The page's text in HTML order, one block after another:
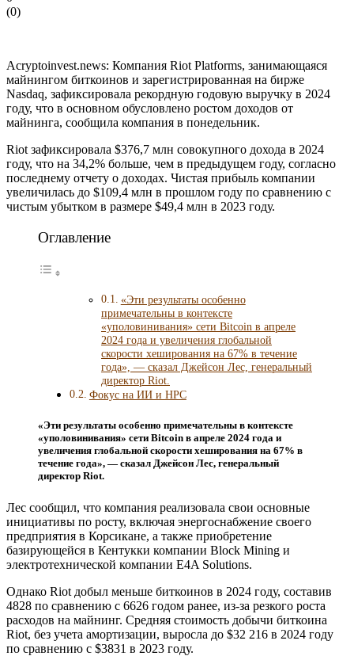
(0)
Acryptoinvest.news: Компания Riot Platforms, занимающаяся
майнингом биткоинов и зарегистрированная на бирже
Nasdaq, зафиксировала рекордную годовую выручку в 2024
году, что в основном обусловлено ростом доходов от
майнинга, сообщила компания в понедельник.
Riot зафиксировала $376,7 млн ​​совокупного дохода в 2024
году, что на 34,2% больше, чем в предыдущем году, согласно
последнему отчету о доходах. Чистая прибыль компании
увеличилась до $109,4 млн в прошлом году по сравнению с
чистым убытком в размере $49,4 млн в 2023 году.
Оглавление
«Эти результаты особенно
примечательны в контексте
«уполовинивания» сети Bitcoin в апреле
2024 года и увеличения глобальной
скорости хеширования на 67% в течение
года», — сказал Джейсон Лес, генеральный
директор Riot.
Фокус на ИИ и HPC
«Эти результаты особенно примечательны в контексте
«уполовинивания» сети Bitcoin в апреле 2024 года и
увеличения глобальной скорости хеширования на 67% в
течение года», — сказал Джейсон Лес, генеральный
директор Riot.
Лес сообщил, что компания реализовала свои основные
инициативы по росту, включая энергоснабжение своего
предприятия в Корсикане, а также приобретение
базирующейся в Кентукки компании Block Mining и
электротехнической компании E4A Solutions.
Однако Riot добыл меньше биткоинов в 2024 году, составив
4828 по сравнению с 6626 годом ранее, из-за резкого роста
расходов на майнинг. Средняя стоимость добычи биткоина
Riot, без учета амортизации, выросла до $32 216 в 2024 году
по сравнению с $3831 в 2023 году.